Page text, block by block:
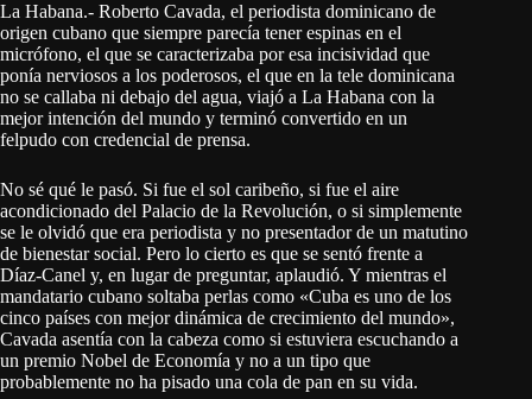
La Habana.- Roberto Cavada, el periodista dominicano de
origen cubano que siempre parecía tener espinas en el
micrófono, el que se caracterizaba por esa incisividad que
ponía nerviosos a los poderosos, el que en la tele dominicana
no se callaba ni debajo del agua, viajó a La Habana con la
mejor intención del mundo y terminó convertido en un
felpudo con credencial de prensa.
No sé qué le pasó. Si fue el sol caribeño, si fue el aire
acondicionado del Palacio de la Revolución, o si simplemente
se le olvidó que era periodista y no presentador de un matutino
de bienestar social. Pero lo cierto es que se sentó frente a
Díaz-Canel y, en lugar de preguntar, aplaudió. Y mientras el
mandatario cubano soltaba perlas como «Cuba es uno de los
cinco países con mejor dinámica de crecimiento del mundo»,
Cavada asentía con la cabeza como si estuviera escuchando a
un premio Nobel de Economía y no a un tipo que
probablemente no ha pisado una cola de pan en su vida.